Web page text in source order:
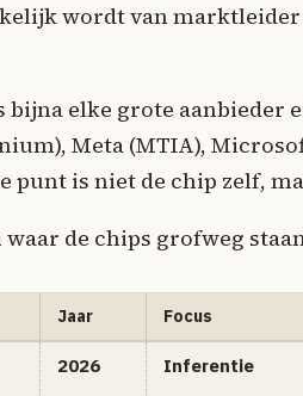
wordt van marktleider
elke grote aanbieder
Meta (MTIA),
punt is niet de chip zelf,
de chips grofweg
Jaar Focus
2026 Inferentie